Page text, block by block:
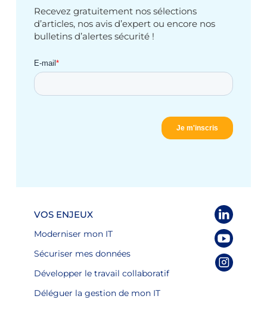
Recevez gratuitement nos sélections
d’articles, nos avis d’expert ou encore nos
bulletins d’alertes sécurité !
VOS ENJEUX
Moderniser mon IT
Sécuriser mes données
Développer le travail collaboratif
Déléguer la gestion de mon IT